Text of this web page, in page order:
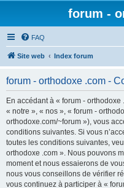
forum -
FAQ
Site web Index forum
forum - orthodoxe .com -
En accédant à « forum -
« notre », « nos », « forum -
orthodoxe.com/~forum »), vous
conditions suivantes. Si vous
toutes les conditions suivantes,
orthodoxe .com ». Nous pouvons
moment et nous essaierons de
nous vous conseillons de vérifier
vous continuez à participer à «